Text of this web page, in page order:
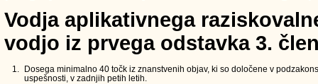
Vodja aplikativnega
vodjo iz prvega odstavka 3.
1.
Dosega minimalno 40 točk iz znanstvenih objav, ki so določene v
uspešnosti, v zadnjih petih letih.